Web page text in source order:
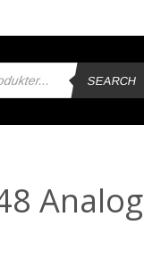
SEARCH
Analog